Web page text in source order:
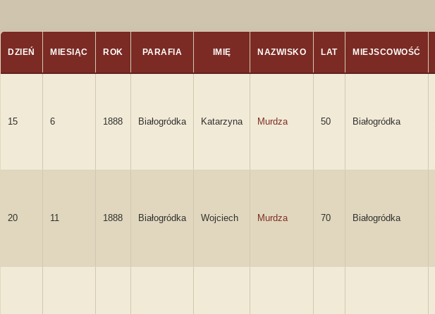
DZIEŃ MIESIĄC ROK PARAFIA IMIĘ NAZWISKO LAT MIEJSCOWOŚĆ
15 6 1888 Białogródka Katarzyna Murdza 50 Białogródka
20 11 1888 Białogródka Wojciech Murdza 70 Białogródka